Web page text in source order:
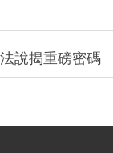
說揭重磅密碼